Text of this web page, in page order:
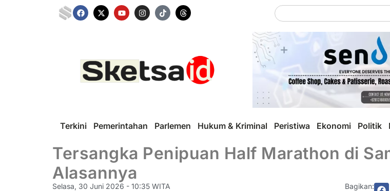
Terkini Pemerintahan Parlemen Hukum & Kriminal Peristiwa Ekonomi Politik
Tersangka Penipuan Half Marathon di
Alasannya
Selasa, 30 Juni 2026 - 10:35 WITA Bagikan: